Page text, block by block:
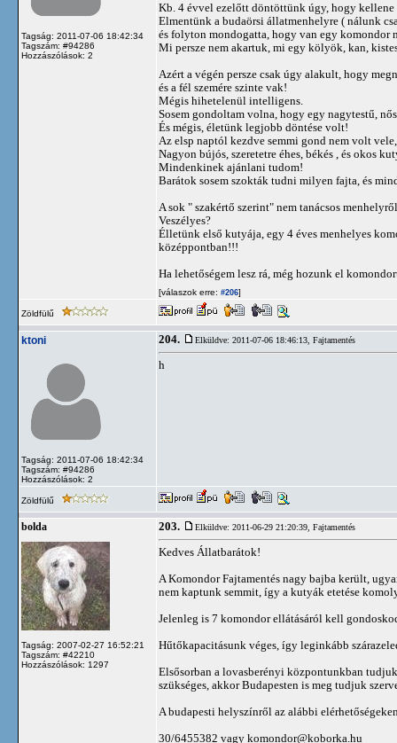
Tagság: 2011-07-06 18:42:34
Tagszám: #94286
Hozzászólások: 2
Kb. 4 évvel ezelőtt döntöttünk úgy, hogy
Elmentünk a budaörsi állatmenhelyre ( nálunk
és folyton mondogatta, hogy van egy komondor
Mi persze nem akartuk, mi egy kölyök, kan,
Azért a végén persze csak úgy alakult, hogy
és a fél szemére szinte vak!
Mégis hihetelenül intelligens.
Sosem gondoltam volna, hogy egy nagytestű,
És mégis, életünk legjobb döntése volt!
Az elsp naptól kezdve semmi gond nem volt
Nagyon bújós, szeretetre éhes, békés , és okos
Mindenkinek ajánlani tudom!
Barátok sosem szokták tudni milyen fajta, és
A sok " szakértő szerint" nem tanácsos
Veszélyes?
Élletünk első kutyája, egy 4 éves menhelyes
középpontban!!!
Ha lehetőségem lesz rá, még hozunk el
[válaszok erre: #206]
Zöldfülű
ktoni
Tagság: 2011-07-06 18:42:34
Tagszám: #94286
Hozzászólások: 2
204. Elküldve: 2011-07-06 18:46:13, Fajtamentés
h
Zöldfülű
bolda
Tagság: 2007-02-27 16:52:21
Tagszám: #42210
Hozzászólások: 1297
203. Elküldve: 2011-06-29 21:20:39, Fajtamentés
Kedves Állatbarátok!
A Komondor Fajtamentés nagy bajba került,
nem kaptunk semmit, így a kutyák etetése
Jelenleg is 7 komondor ellátásáról kell
Hűtőkapacitásunk véges, így leginkább
Elsősorban a lovasberényi központunkban
szükséges, akkor Budapesten is meg tudjuk
A budapesti helyszínről az alábbi
30/6455382 vagy komondor@koborka.hu